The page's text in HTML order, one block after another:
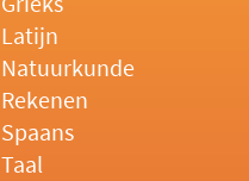
Latijn
Natuurkunde
Rekenen
Spaans
Taal